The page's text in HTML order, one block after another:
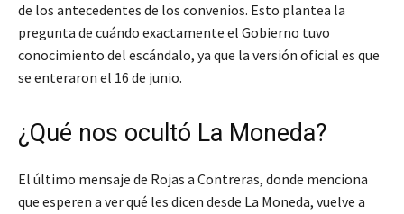
de los antecedentes de los convenios. Esto plantea la
pregunta de cuándo exactamente el Gobierno tuvo
conocimiento del escándalo, ya que la versión oficial es que
se enteraron el 16 de junio.
¿Qué nos ocultó La Moneda?
El último mensaje de Rojas a Contreras, donde menciona
que esperen a ver qué les dicen desde La Moneda, vuelve a